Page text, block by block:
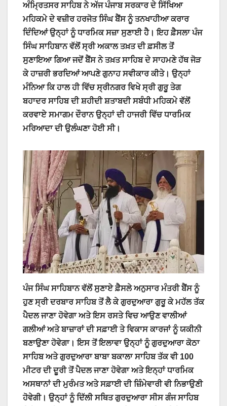
ਅੰਮ੍ਰਿਤਸਰ ਸਾਹਿਬ ਨੇ ਅੱਜ ਪੰਜਾਬ ਸਰਕਾਰ ਦੇ ਸਿੱਖਿਆ
ਮਹਿਕਮੇ ਦੇ ਵਜ਼ੀਰ ਹਰਜੋਤ ਸਿੰਘ ਬੈਂਸ ਨੂੰ ਤਨਖਾਹੀਆ ਕਰਾਰ
ਦਿੰਦਿਆਂ ਉਨ੍ਹਾਂ ਨੂੰ ਧਾਰਮਿਕ ਸਜ਼ਾ ਸੁਣਾਈ ਹੈ। ਇਹ ਫ਼ੈਸਲਾ ਪੰਜ
ਸਿੰਘ ਸਾਹਿਬਾਨ ਵੱਲੋਂ ਸ੍ਰੀ ਅਕਾਲ ਤਖ਼ਤ ਦੀ ਫ਼ਸੀਲ ਤੋਂ
ਸੁਣਾਇਆ ਗਿਆ ਜਦੋਂ ਬੈਂਸ ਨੇ ਤਖ਼ਤ ਸਾਹਿਬ ਦੇ ਸਾਹਮਣੇ ਹੱਥ ਜੋੜ
ਕੇ ਹਾਜ਼ਰੀ ਭਰਦਿਆਂ ਆਪਣੇ ਗੁਨਾਹ ਸਵੀਕਾਰ ਕੀਤੇ। ਉਨ੍ਹਾਂ
ਮੰਨਿਆ ਕਿ ਹਾਲ ਹੀ ਵਿੱਚ ਸ੍ਰੀਨਗਰ ਵਿਖੇ ਸ੍ਰੀ ਗੁਰੂ ਤੇਗ
ਬਹਾਦਰ ਸਾਹਿਬ ਦੀ ਸ਼ਹੀਦੀ ਸ਼ਤਾਬਦੀ ਸਬੰਧੀ ਮਹਿਕਮੇ ਵੱਲੋਂ
ਕਰਵਾਏ ਸਮਾਗਮ ਦੌਰਾਨ ਉਨ੍ਹਾਂ ਦੀ ਹਾਜਰੀ ਵਿੱਚ ਧਾਰਮਿਕ
ਮਰਿਆਦਾ ਦੀ ਉਲੰਘਣਾ ਹੋਈ ਸੀ।
ਪੰਜ ਸਿੰਘ ਸਾਹਿਬਾਨ ਵੱਲੋਂ ਸੁਣਾਏ ਫ਼ੈਸਲੇ ਅਨੁਸਾਰ ਮੰਤਰੀ ਬੈਂਸ ਨੂੰ
ਹੁਣ ਸ੍ਰੀ ਦਰਬਾਰ ਸਾਹਿਬ ਤੋਂ ਲੈ ਕੇ ਗੁਰਦੁਆਰਾ ਗੁਰੂ ਕੇ ਮਹੱਲ ਤੱਕ
ਪੈਦਲ ਜਾਣਾ ਹੋਵੇਗਾ ਅਤੇ ਇਸ ਰਸਤੇ ਵਿਚ ਆਉਣ ਵਾਲੀਆਂ
ਗਲੀਆਂ ਅਤੇ ਬਾਜ਼ਾਰਾਂ ਦੀ ਸਫ਼ਾਈ ਤੇ ਵਿਕਾਸ ਕਾਰਜਾਂ ਨੂੰ ਯਕੀਨੀ
ਬਣਾਉਣਾ ਹੋਵੇਗਾ। ਇਸ ਤੋਂ ਇਲਾਵਾ ਉਨ੍ਹਾਂ ਨੂੰ ਗੁਰਦੁਆਰਾ ਕੋਠਾ
ਸਾਹਿਬ ਅਤੇ ਗੁਰਦੁਆਰਾ ਬਾਬਾ ਬਕਾਲਾ ਸਾਹਿਬ ਤੱਕ ਵੀ 100
ਮੀਟਰ ਦੀ ਦੂਰੀ ਤੋਂ ਪੈਦਲ ਜਾਣਾ ਹੋਵੇਗਾ ਅਤੇ ਇਨ੍ਹਾਂ ਧਾਰਮਿਕ
ਅਸਥਾਨਾਂ ਦੀ ਮੁਰੰਮਤ ਅਤੇ ਸਫ਼ਾਈ ਦੀ ਜ਼ਿੰਮੇਵਾਰੀ ਵੀ ਨਿਭਾਉਣੀ
ਹੋਵੇਗੀ। ਉਨ੍ਹਾਂ ਨੂੰ ਦਿੱਲੀ ਸਥਿਤ ਗੁਰਦੁਆਰਾ ਸੀਸ ਗੰਜ ਸਾਹਿਬ